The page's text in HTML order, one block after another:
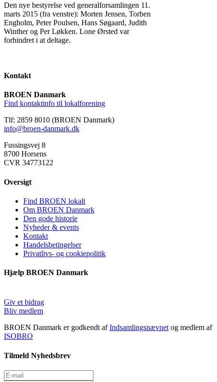
Den nye bestyrelse ved generalforsamlingen 11.
marts 2015 (fra venstre): Morten Jensen, Torben
Engholm, Peter Poulsen, Hans Søgaard, Judith
Winther og Per Løkken. Lone Ørsted var
forhindret i at deltage.
Kontakt
BROEN Danmark
Find kontaktinfo til lokalforening
Tlf: 2859 8010 (BROEN Danmark)
info@broen-danmark.dk
Fussingsvej 8
8700 Horsens
CVR 34773122
Oversigt
Find BROEN lokalt
Om BROEN Danmark
Den gode historie
Nyheder & events
Kontakt
Handelsbetingelser
Privatlivs- og cookiepolitik
Hjælp BROEN Danmark
Giv et bidrag
Bliv medlem
BROEN Danmark er godkendt afIndsamlingsnævnetog medlem af
ISOBRO
Tilmeld Nyhedsbrev